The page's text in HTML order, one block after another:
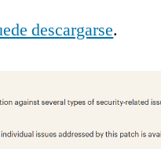
descargarse.